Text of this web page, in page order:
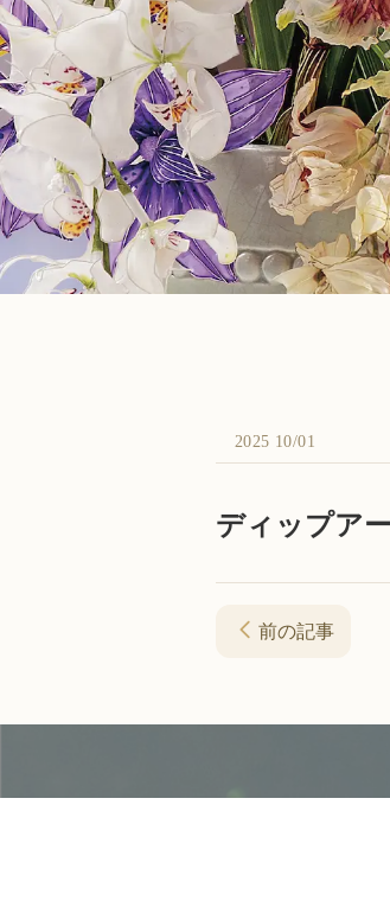
2025 10/01
ディップア
前の記事